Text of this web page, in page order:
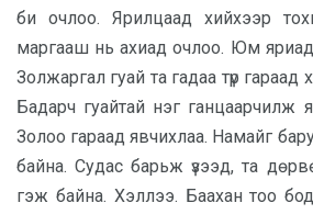
би очлоо. Ярилцаад хийхээр
маргааш нь ахиад очлоо. Юм
Золжаргал гуай та гадаа түр гараад
Бадарч гуайтай нэг
Золоо гараад явчихлаа. Намайг
байна. Судас барьж үзээд, та
гэж байна. Хэллээ. Баахан тоо